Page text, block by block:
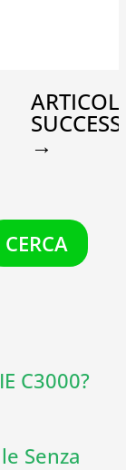
→
CERCA
C3000?
Senza